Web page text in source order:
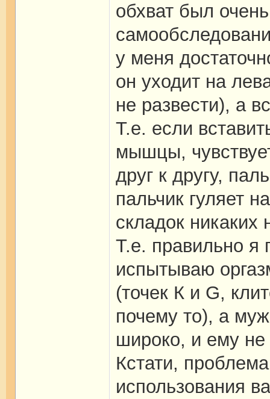
обхват был
у меня
он уходит на
не развести), а
Т.е. если
мышцы,
друг к другу,
пальчик гуляет
складок
Т.е. правильно я
испытываю
(точек К и G,
почему то), а
широко, и ему не
Кстати,
использования